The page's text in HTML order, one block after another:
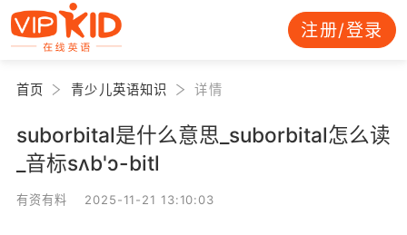
注册/登录
首页 青少儿英语知识 详情
suborbital是什么意思_suborbital怎么读
_音标sʌb'ɔ-bitl
有资有料 2025-11-21 13:10:03